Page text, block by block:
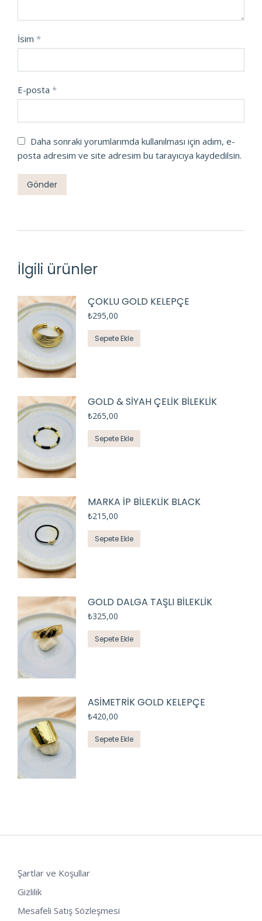
İsim *
E-posta *
Daha sonraki yorumlarımda kullanılması için adım, e-
posta adresim ve site adresim bu tarayıcıya kaydedilsin.
İlgili ürünler
ÇOKLU GOLD KELEPÇE
₺295,00
Sepete Ekle
GOLD & SİYAH ÇELİK BİLEKLİK
₺265,00
Sepete Ekle
MARKA İP BİLEKLİK BLACK
₺215,00
Sepete Ekle
GOLD DALGA TAŞLI BİLEKLİK
₺325,00
Sepete Ekle
ASİMETRİK GOLD KELEPÇE
₺420,00
Sepete Ekle
Şartlar ve Koşullar
Gizlilik
Mesafeli Satış Sözleşmesi